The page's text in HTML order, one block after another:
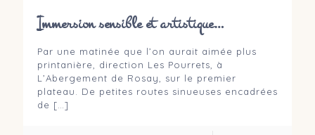
Immersion sensible et artistique…
Par une matinée que l’on aurait aimée plus
printanière, direction Les Pourrets, à
L’Abergement de Rosay, sur le premier
plateau. De petites routes sinueuses encadrées
de […]